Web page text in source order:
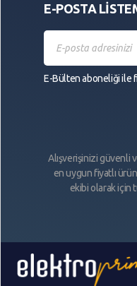
E-POSTA
E-Bülten aboneliği ile
Alışverişinizi güvenli
en uygun fiyatlı
ekibi olarak için